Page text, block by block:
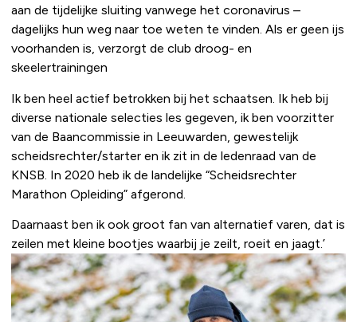
aan de tijdelijke sluiting vanwege het coronavirus –
dagelijks hun weg naar toe weten te vinden. Als er geen ijs
voorhanden is, verzorgt de club droog- en
skeelertrainingen
Ik ben heel actief betrokken bij het schaatsen. Ik heb bij
diverse nationale selecties les gegeven, ik ben voorzitter
van de Baancommissie in Leeuwarden, gewestelijk
scheidsrechter/starter en ik zit in de ledenraad van de
KNSB. In 2020 heb ik de landelijke “Scheidsrechter
Marathon Opleiding” afgerond.
Daarnaast ben ik ook groot fan van alternatief varen, dat is
zeilen met kleine bootjes waarbij je zeilt, roeit en jaagt.’